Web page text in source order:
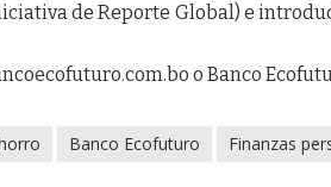
de Reporte Global) e
o Banco
Banco Ecofuturo Finanzas